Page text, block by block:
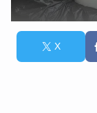
X